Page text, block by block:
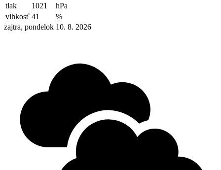
tlak
1021
hPa
vlhkosť 41
%
zajtra, pondelok 10. 8. 2026